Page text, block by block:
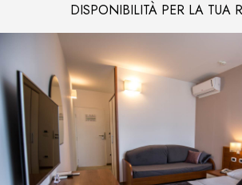
DISPONIBILITÀ PER LA TUA